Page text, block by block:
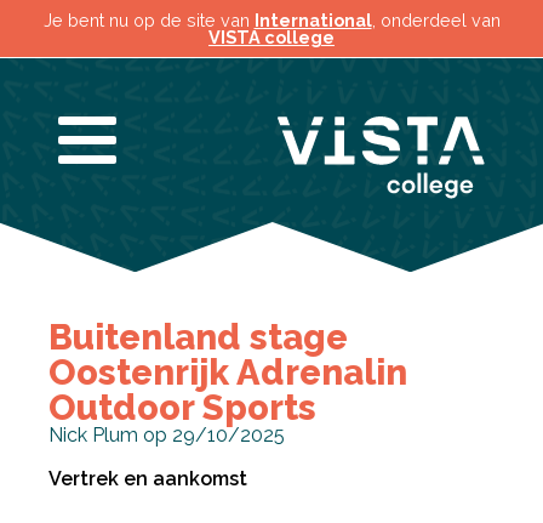
Je bent nu op de site van International, onderdeel van
VISTA college
Buitenland stage
Oostenrijk Adrenalin
Outdoor Sports
Nick Plum op 29/10/2025
Vertrek en aankomst